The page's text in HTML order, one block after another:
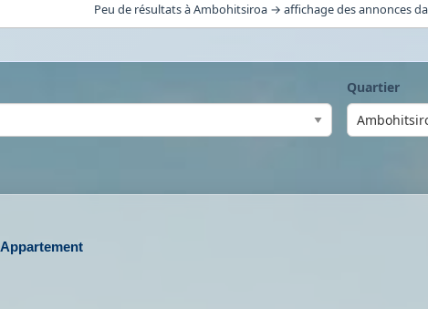
Peu de résultats à Ambohitsiroa → affichage des annonces
Quartier
Appartement